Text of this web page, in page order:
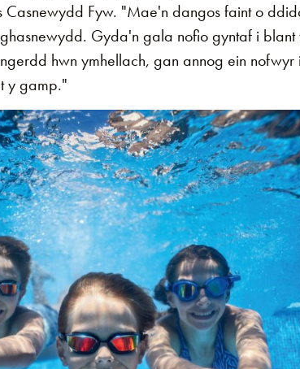
Fyw. "Mae'n dangos faint o
Gyda'n gala nofio gyntaf i blant
hwn ymhellach, gan annog ein
y gamp."